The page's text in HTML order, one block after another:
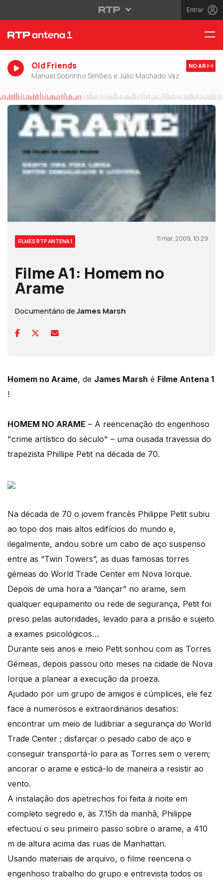
Entrar
Old Friends
Manuel Sobrinho Simões e Júlio Machado Vaz
NO AR
FILMES RTP ANTENA 1 11 mar, 2009, 10:29
Filme A1: Homem no
Arame
Documentário deJames Marsh
Homem no Arame, de James Marsh é Filme Antena 1
!
HOMEM NO ARAME – A reencenação do engenhoso
"crime artístico do século" – uma ousada travessia do
trapezista Phillipe Petit na década de 70.
Na década de 70 o jovem francês Philippe Petit subiu
ao topo dos mais altos edifícios do mundo e,
ilegalmente, andou sobre um cabo de aço suspenso
entre as “Twin Towers”, as duas famosas torres
gémeas do World Trade Center em Nova Iorque.
Depois de uma hora a “dançar” no arame, sem
qualquer equipamento ou rede de segurança, Petit foi
preso pelas autoridades, levado para a prisão e sujeito
a exames psicológicos…
Durante seis anos e meio Petit sonhou com as Torres
Gémeas, depois passou oito meses na cidade de Nova
Iorque a planear a execução da proeza.
Ajudado por um grupo de amigos e cúmplices, ele fez
face a numerosos e extraordinários desafios:
encontrar um meio de ludibriar a segurança do World
Trade Center ; disfarçar o pesado cabo de aço e
conseguir transportá-lo para as Torres sem o verem;
ancorar o arame e esticá-lo de maneira a resistir ao
vento.
A instalação dos apetrechos foi feita à noite em
completo segredo e, às 7.15h da manhã, Philippe
efectuou o seu primeiro passo sobre o arame, a 410
m de altura acima das ruas de Manhattan.
Usando materiais de arquivo, o filme reencena o
engenhoso trabalho do grupo e entrevista todos os